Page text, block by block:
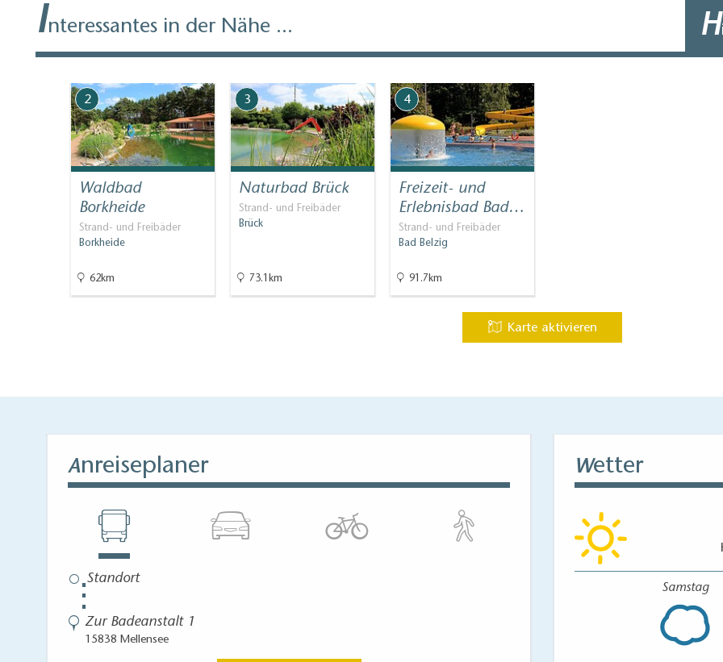
Interessantes in der Nähe ... H
2
Waldbad
Borkheide
Strand- und Freibäder
Borkheide
62km
3
Naturbad Brück
Strand- und Freibäder
Brück
73.1km
4
Freizeit- und
Erlebnisbad Bad…
Strand- und Freibäder
Bad Belzig
91.7km
Karte aktivieren
Anreiseplaner
⋮
Zur Badeanstalt 1
15838 Mellensee
Wetter
Samstag